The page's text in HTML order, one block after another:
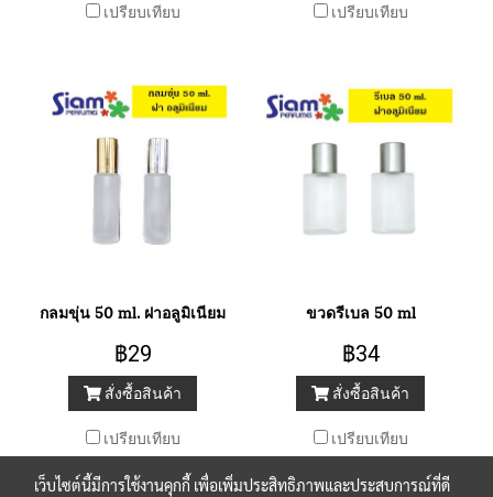
เปรียบเทียบ เปรียบเทียบ
กลมขุ่น 50 ml. ฝาอลูมิเนียม
฿29
สั่งซื้อสินค้า
เปรียบเทียบ
ขวดรีเบล 50 ml
฿34
สั่งซื้อสินค้า
เปรียบเทียบ
เว็บไซต์นี้มีการใช้งานคุกกี้ เพื่อเพิ่มประสิทธิภาพและประสบการณ์ที่ดี